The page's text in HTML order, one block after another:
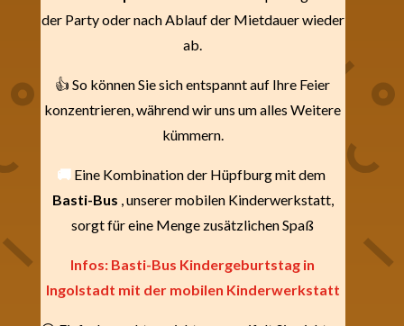
der Party oder nach Ablauf der Mietdauer wieder
ab.
👍 So können Sie sich entspannt auf Ihre Feier
konzentrieren, während wir uns um alles Weitere
kümmern.
🚚 Eine Kombination der Hüpfburg mit dem
Basti-Bus , unserer mobilen Kinderwerkstatt,
sorgt für eine Menge zusätzlichen Spaß
Infos: Basti-Bus Kindergeburtstag in
Ingolstadt mit der mobilen Kinderwerkstatt